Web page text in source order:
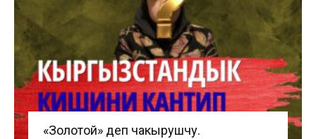
«Золотой» деп чакырушчу.